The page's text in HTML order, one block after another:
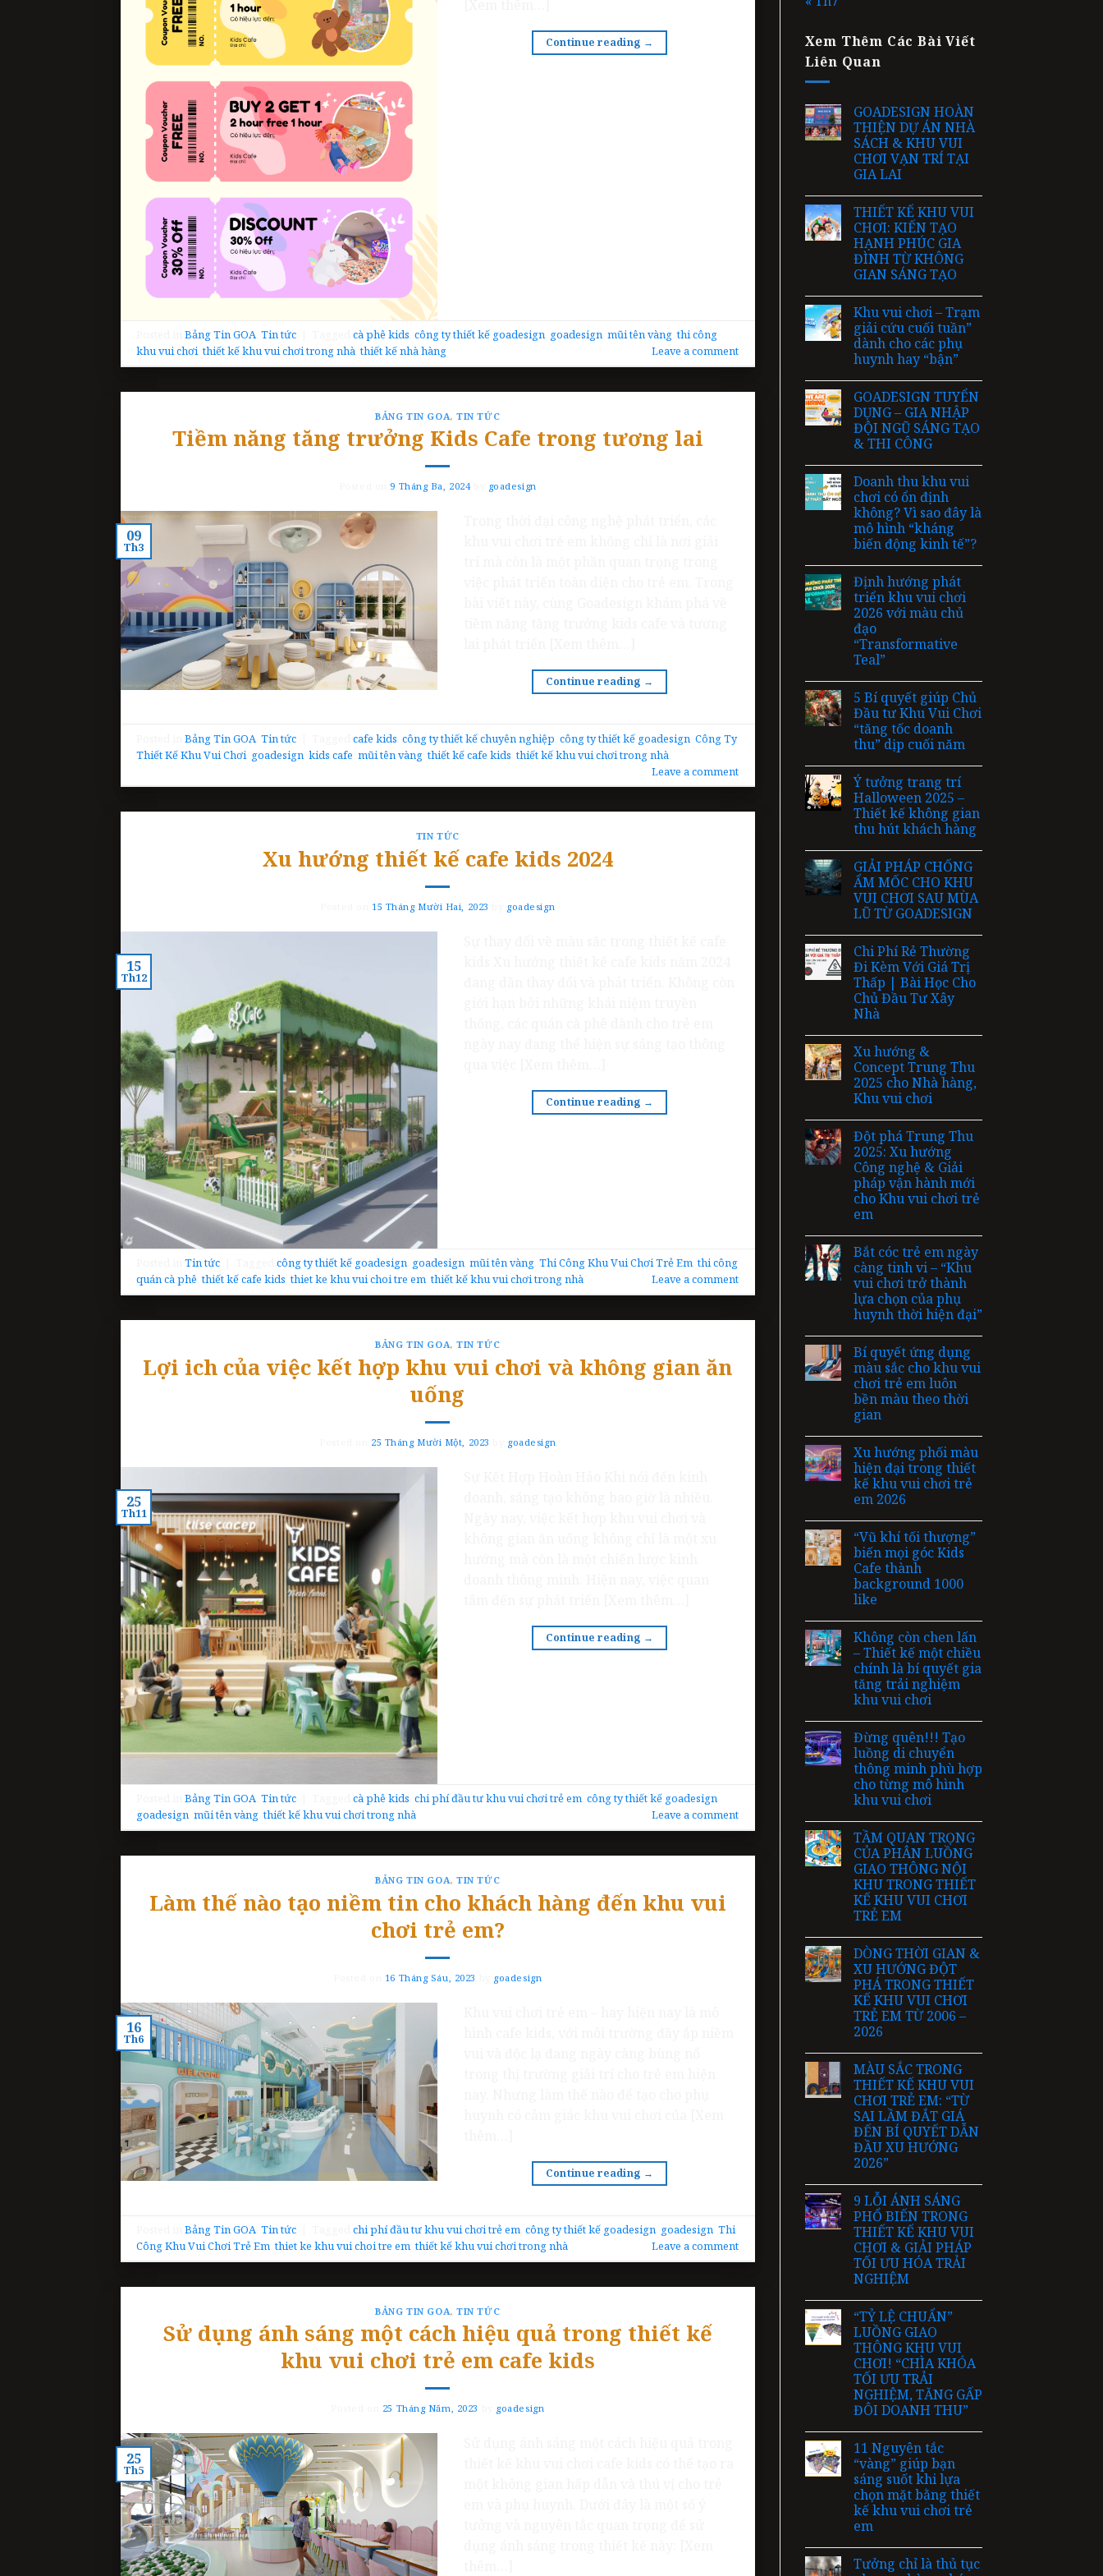
Continue reading →
Posted inBảng Tin GOA ,Tin tức Taggedcà phê kids ,công ty thiết kế goadesign goadesign ,mũi tên vàng ,thi công
khu vui chơi,thiết kế khu vui chơi trong nhà ,thiết kế nhà hàng Leave a comment
BẢNG TIN GOA,TIN TỨC
Tiềm năng tăng trưởng Kids Cafe trong tương lai
Posted on9 Tháng Ba, 2024by goadesign
09
Th3
Continue reading →
Posted inBảng Tin GOA ,Tin tức Taggedcafe kids ,công ty thiết kế chuyên nghiệp ,công ty thiết kế goadesign ,Công Ty
Thiết Kế Khu Vui Chơi goadesign ,kids cafe ,mũi tên vàng ,thiết kế cafe kids ,thiết kế khu vui chơi trong nhà
Leave a comment
TIN TỨC
Xu hướng thiết kế cafe kids 2024
15 Tháng Mười Hai, 2023 goadesign
15
Th12
Continue reading →
Posted inTin tức Taggedcông ty thiết kế goadesign goadesign ,mũi tên vàng ,Thi Công Khu Vui Chơi Trẻ Em ,thi công
quán cà phê ,thiết kế cafe kids ,thiet ke khu vui choi tre em ,thiết kế khu vui chơi trong nhà Leave a comment
BẢNG TIN GOA,TIN TỨC
Lợi ich của việc kết hợp khu vui chơi và không gian ăn
uống
25 Tháng Mười Một, 2023 goadesign
25
Th11
Continue reading →
Posted inBảng Tin GOA ,Tin tức Taggedcà phê kids ,chi phí đầu tư khu vui chơi trẻ em ,công ty thiết kế goadesign
goadesign ,mũi tên vàng ,thiết kế khu vui chơi trong nhà Leave a comment
BẢNG TIN GOA,TIN TỨC
Làm thế nào tạo niềm tin cho khách hàng đến khu vui
chơi trẻ em?
16 Tháng Sáu, 2023 goadesign
16
Th6
Continue reading →
Posted inBảng Tin GOA ,Tin tức Taggedchi phí đầu tư khu vui chơi trẻ em ,công ty thiết kế goadesign goadesign ,Thi
Công Khu Vui Chơi Trẻ Em ,thiet ke khu vui choi tre em ,thiết kế khu vui chơi trong nhà Leave a comment
BẢNG TIN GOA,TIN TỨC
Sử dụng ánh sáng một cách hiệu quả trong thiết kế
khu vui chơi trẻ em cafe kids
25 Tháng Năm, 2023 goadesign
25
Th5
Xem Thêm Các Bài Viết
Liên Quan
GOADESIGN HOÀN
THIỆN DỰ ÁN NHÀ
SÁCH & KHU VUI
CHƠI VẠN TRÍ TẠI
GIA LAI
THIẾT KẾ KHU VUI
CHƠI: KIẾN TẠO
HẠNH PHÚC GIA
ĐÌNH TỪ KHÔNG
GIAN SÁNG TẠO
Khu vui chơi – Trạm
giải cứu cuối tuần”
dành cho các phụ
huynh hay “bận”
GOADESIGN TUYỂN
DỤNG – GIA NHẬP
ĐỘI NGŨ SÁNG TẠO
& THI CÔNG
Doanh thu khu vui
chơi có ổn định
không? Vì sao đây là
mô hình “kháng
biến động kinh tế”?
Định hướng phát
triển khu vui chơi
2026 với màu chủ
đạo
“Transformative
Teal”
5 Bí quyết giúp Chủ
Đầu tư Khu Vui Chơi
“tăng tốc doanh
thu” dịp cuối năm
Ý tưởng trang trí
Halloween 2025 –
Thiết kế không gian
thu hút khách hàng
GIẢI PHÁP CHỐNG
ẨM MỐC CHO KHU
VUI CHƠI SAU MÙA
LŨ TỪ GOADESIGN
Chi Phí Rẻ Thường
Đi Kèm Với Giá Trị
Thấp | Bài Học Cho
Chủ Đầu Tư Xây
Nhà
Xu hướng &
Concept Trung Thu
2025 cho Nhà hàng,
Khu vui chơi
Đột phá Trung Thu
2025: Xu hướng
Công nghệ & Giải
pháp vận hành mới
cho Khu vui chơi trẻ
em
Bắt cóc trẻ em ngày
càng tinh vi – “Khu
vui chơi trở thành
lựa chọn của phụ
huynh thời hiện đại”
Bí quyết ứng dụng
màu sắc cho khu vui
chơi trẻ em luôn
bền màu theo thời
gian
Xu hướng phối màu
hiện đại trong thiết
kế khu vui chơi trẻ
em 2026
“Vũ khí tối thượng”
biến mọi góc Kids
Cafe thành
background 1000
like
Không còn chen lấn
– Thiết kế một chiều
chính là bí quyết gia
tăng trải nghiệm
khu vui chơi
Đừng quên!!! Tạo
luồng di chuyển
thông minh phù hợp
cho từng mô hình
khu vui chơi
TẦM QUAN TRỌNG
CỦA PHÂN LUỒNG
GIAO THÔNG NỘI
KHU TRONG THIẾT
KẾ KHU VUI CHƠI
TRẺ EM
DÒNG THỜI GIAN &
XU HƯỚNG ĐỘT
PHÁ TRONG THIẾT
KẾ KHU VUI CHƠI
TRẺ EM TỪ 2006 –
2026
MÀU SẮC TRONG
THIẾT KẾ KHU VUI
CHƠI TRẺ EM: “TỪ
SAI LẦM ĐẮT GIÁ
ĐẾN BÍ QUYẾT DẪN
ĐẦU XU HƯỚNG
2026”
9 LỖI ÁNH SÁNG
PHỔ BIẾN TRONG
THIẾT KẾ KHU VUI
CHƠI & GIẢI PHÁP
TỐI ƯU HÓA TRẢI
NGHIỆM
“TỶ LỆ CHUẨN”
LUỒNG GIAO
THÔNG KHU VUI
CHƠI! “CHÌA KHÓA
TỐI ƯU TRẢI
NGHIỆM, TĂNG GẤP
ĐÔI DOANH THU”
11 Nguyên tắc
“vàng” giúp bạn
sáng suốt khi lựa
chọn mặt bằng thiết
kế khu vui chơi trẻ
em
Tưởng chỉ là thủ tục